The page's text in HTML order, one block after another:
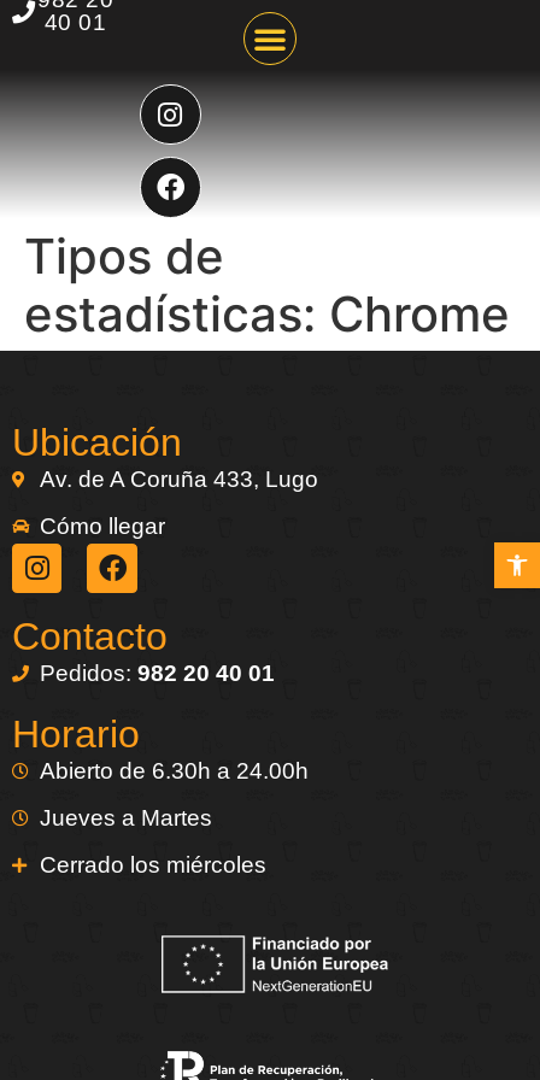
40 01
Tipos de
estadísticas: Chrome
Ubicación
Av. de A Coruña 433, Lugo
Cómo llegar
Contacto
Pedidos: 982 20 40 01
Horario
Abierto de 6.30h a 24.00h
Jueves a Martes
Cerrado los miércoles
Abrir